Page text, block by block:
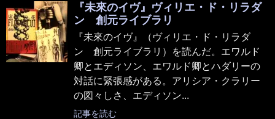
『未來のイヴ』ヴィリエ・ド・リラダ
ン 創元ライブラリ
『未來のイヴ』（ヴィリエ・ド・リラダ
ン 創元ライブラリ）を読んだ。エワルド
卿とエディソン、エワルド卿とハダリーの
対話に緊張感がある。アリシア・クラリー
の図々しさ、エディソン...
記事を読む